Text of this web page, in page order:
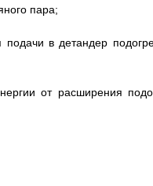
пара;
в детандер
от расширения